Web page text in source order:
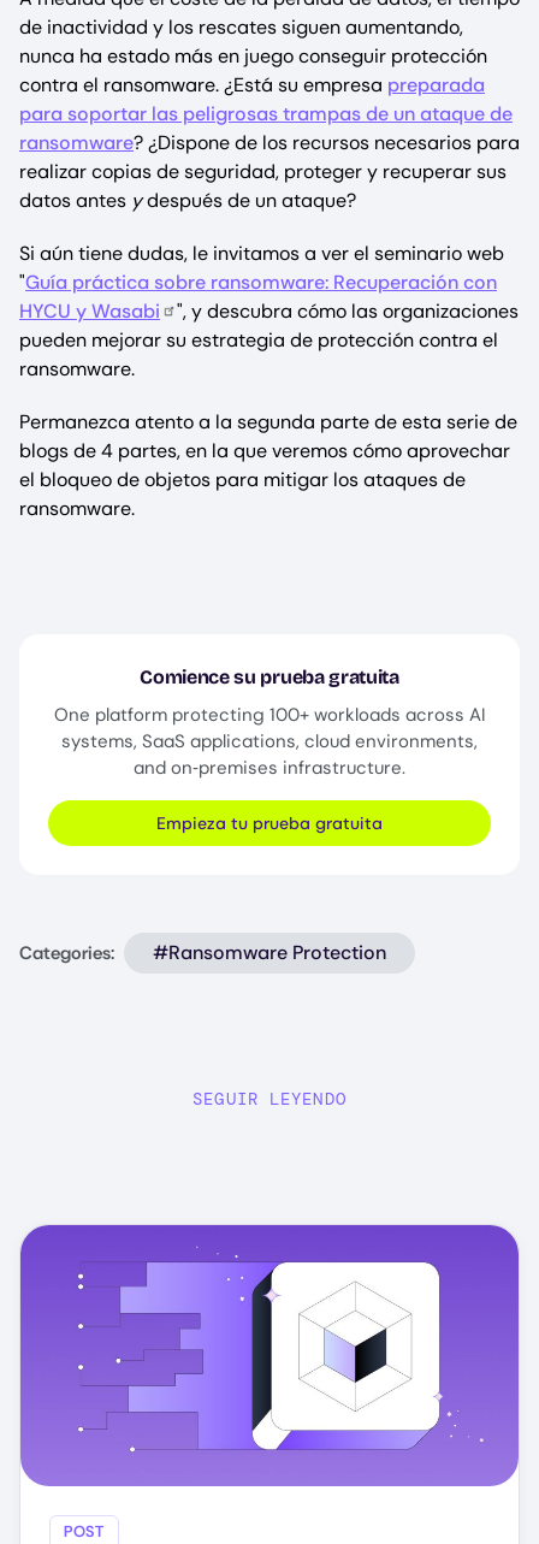
de inactividad y los rescates siguen aumentando,
nunca ha estado más en juego conseguir protección
contra el ransomware. ¿Está su empresa preparada
para soportar las peligrosas trampas de un ataque de
ransomware? ¿Dispone de los recursos necesarios para
realizar copias de seguridad, proteger y recuperar sus
datos antes ydespués de un ataque?
Si aún tiene dudas, le invitamos a ver el seminario web
"Guía práctica sobre ransomware: Recuperación con
HYCU y Wasabi
", y descubra cómo las organizaciones
pueden mejorar su estrategia de protección contra el
ransomware.
Permanezca atento a la segunda parte de esta serie de
blogs de 4 partes, en la que veremos cómo aprovechar
el bloqueo de objetos para mitigar los ataques de
ransomware.
Comience su prueba gratuita
One platform protecting 100+ workloads across AI
systems, SaaS applications, cloud environments,
and on‑premises infrastructure.
Empieza tu prueba gratuita
Categories: #Ransomware Protection
SEGUIR LEYENDO
POST